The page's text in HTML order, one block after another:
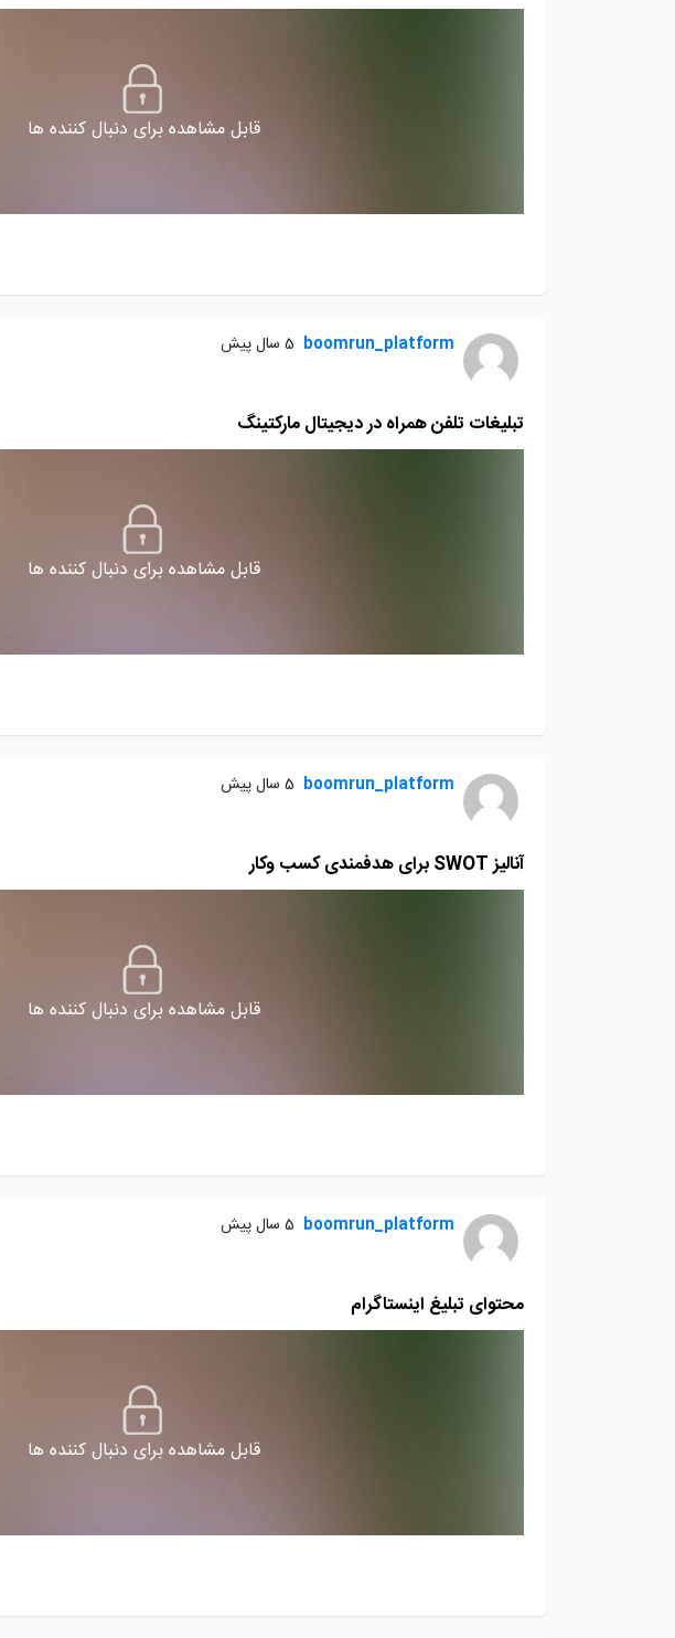
قابل مشاهده برای دنبال کننده ها
boomrun_platform 5 سال پیش
تبلیغات تلفن همراه در دیجیتال مارکتینگ
قابل مشاهده برای دنبال کننده ها
boomrun_platform 5 سال پیش
آنالیز SWOT برای هدفمندی کسب وکار
قابل مشاهده برای دنبال کننده ها
boomrun_platform 5 سال پیش
محتوای تبلیغ اینستاگرام
قابل مشاهده برای دنبال کننده ها